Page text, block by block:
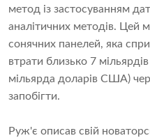
метод із застосуванням
аналітичних методів. Цей
сонячних панелей, яка
втрати близько 7
мільярда доларів США)
запобігти.
Руж'є описав свій